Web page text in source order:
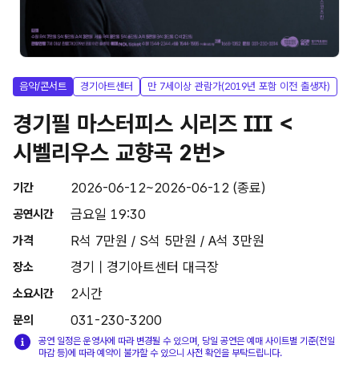
음악/콘서트 경기아트센터 만 7세이상 관람가(2019년 포함 이전 출생자)
경기필 마스터피스 시리즈 III <
시벨리우스 교향곡 2번>
기간 2026-06-12~2026-06-12 (종료)
공연시간 금요일 19:30
가격 R석 7만원 / S석 5만원 / A석 3만원
장소 경기 | 경기아트센터 대극장
소요시간 2시간
문의 031-230-3200
공연 일정은 운영사에 따라 변경될 수 있으며, 당일 공연은 예매 사이트별 기준(전일
마감 등)에 따라 예약이 불가할 수 있으니 사전 확인을 부탁드립니다.